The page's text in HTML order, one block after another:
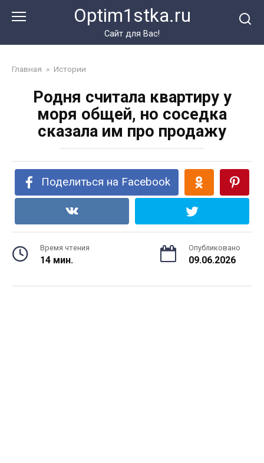
Optim1stka.ru
Сайт для Вас!
Главная » Истории
Родня считала квартиру у
моря общей, но соседка
сказала им про продажу
Поделиться на Facebook
Время чтения
14 мин.
Опубликовано
09.06.2026